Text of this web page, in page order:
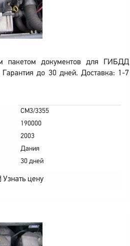
пакетом документов для ГИБДД
Гарантия до 30 дней. Доставка: 1-7
CM3/3355
190000
2003
Дания
30 дней
Узнать цену